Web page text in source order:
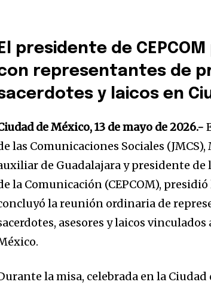
El presidente de
representantes de
y laicos en
de México, 13 de mayo de 2026.-
las Comunicaciones Sociales
de Guadalajara y presidente
la Comunicación (CEPCOM),
la reunión ordinaria de
asesores y laicos
la misa, celebrada en la